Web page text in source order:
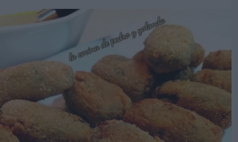
g
a
t
i